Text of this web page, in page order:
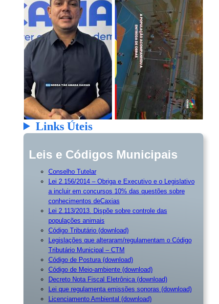
Links Úteis
Leis e Códigos Municipais
Conselho Tutelar
Lei 2.156/2014 – Obriga e Executivo e o Legislativo
a incluir em concursos 10% das questões sobre
conhecimentos deCaxias
Lei 2.113/2013. Dispõe sobre controle das
populações animais
Código Tributário (download)
Legislações que alteraram/regulamentam o Código
Tributário Municipal – CTM
Código de Postura (download)
Código de Meio-ambiente (download)
Decreto Nota Fiscal Eletrônica (download)
Lei que regulamenta emissões sonoras (download)
Licenciamento Ambiental (download)